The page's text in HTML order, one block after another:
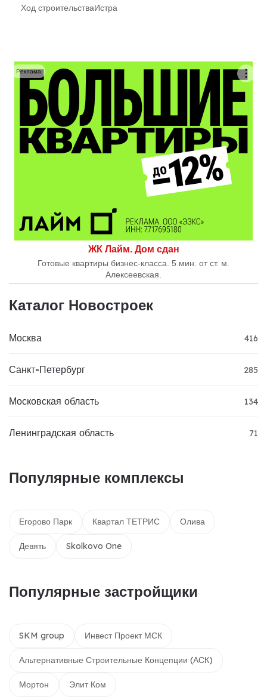
Ход строительстваИстра
ЖК Лайм. Дом сдан
Готовые квартиры бизнес-класса. 5 мин. от ст. м.
Алексеевская.
Реклама
Каталог Новостроек
Москва 416
Санкт-Петербург 285
Московская область 134
Ленинградская область 71
Популярные комплексы
Егорово Парк Квартал ТЕТРИС Олива
Девять Skolkovo One
Популярные застройщики
SKM group Инвест Проект МСК
Альтернативные Строительные Концепции (АСК)
Мортон Элит Ком